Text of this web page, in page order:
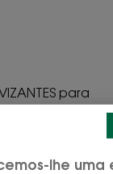
não arde nos
para
lhe uma